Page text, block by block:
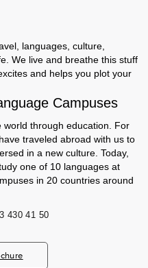
languages, culture,
We live and breathe this stuff
and helps you plot your
Campuses
world through education. For
traveled abroad with us to
in a new culture. Today,
one of 10 languages at
in 20 countries around
430 41 50